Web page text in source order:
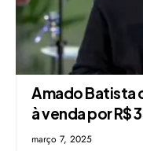
Amado Batista
à venda por R$
março 7, 2025